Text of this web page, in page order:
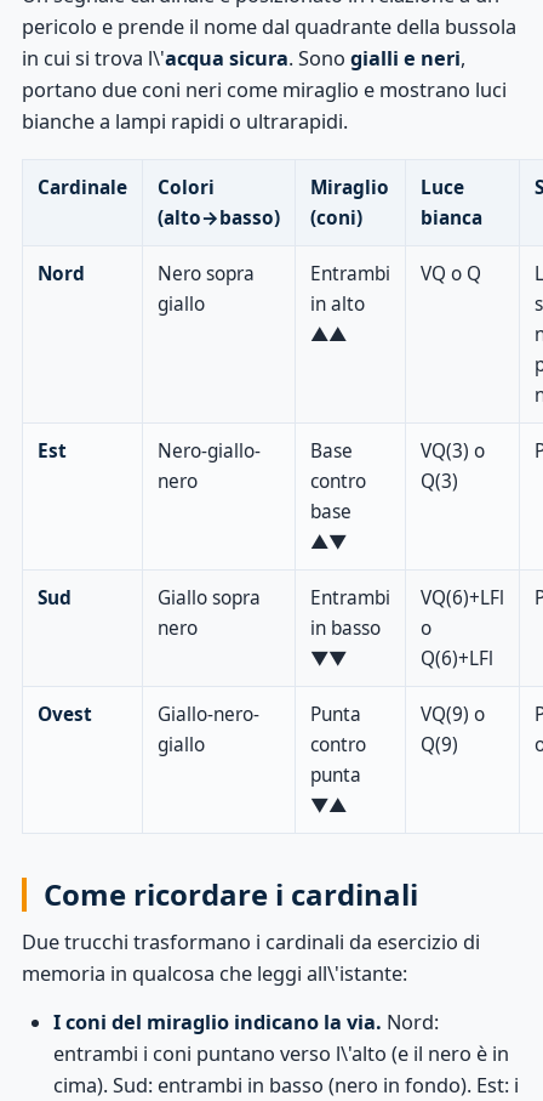
pericolo e prende il nome dal quadrante della bussola
in cui si trova l\'acqua sicura. Sono gialli e neri,
portano due coni neri come miraglio e mostrano luci
bianche a lampi rapidi o ultrarapidi.
Cardinale
Colori
(alto→basso)
Miraglio
(coni)
Luce
bianca
Nord
Nero sopra
giallo
Entrambi
in alto
▲▲
VQ o Q
Est
Nero-giallo-
nero
Base
contro
base
▲▼
VQ(3) o
Q(3)
Sud
Giallo sopra
nero
Entrambi
in basso
▼▼
VQ(6)+LFl
o
Q(6)+LFl
Ovest
Giallo-nero-
giallo
Punta
contro
punta
▼▲
VQ(9) o
Q(9)
Come ricordare i cardinali
Due trucchi trasformano i cardinali da esercizio di
memoria in qualcosa che leggi all\'istante:
I coni del miraglio indicano la via. Nord:
entrambi i coni puntano verso l\'alto (e il nero è in
cima). Sud: entrambi in basso (nero in fondo). Est: i